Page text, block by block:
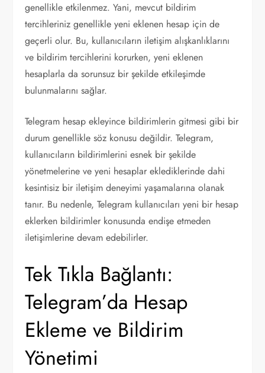
genellikle etkilenmez. Yani, mevcut bildirim
tercihleriniz genellikle yeni eklenen hesap için de
geçerli olur. Bu, kullanıcıların iletişim alışkanlıklarını
ve bildirim tercihlerini korurken, yeni eklenen
hesaplarla da sorunsuz bir şekilde etkileşimde
bulunmalarını sağlar.
Telegram hesap ekleyince bildirimlerin gitmesi gibi bir
durum genellikle söz konusu değildir. Telegram,
kullanıcıların bildirimlerini esnek bir şekilde
yönetmelerine ve yeni hesaplar eklediklerinde dahi
kesintisiz bir iletişim deneyimi yaşamalarına olanak
tanır. Bu nedenle, Telegram kullanıcıları yeni bir hesap
eklerken bildirimler konusunda endişe etmeden
iletişimlerine devam edebilirler.
Tek Tıkla Bağlantı:
Telegram’da Hesap
Ekleme ve Bildirim
Yönetimi